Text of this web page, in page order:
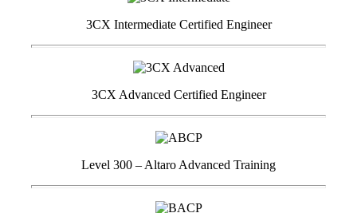
3CX Intermediate Certified Engineer
3CX Advanced Certified Engineer
Level 300 – Altaro Advanced Training